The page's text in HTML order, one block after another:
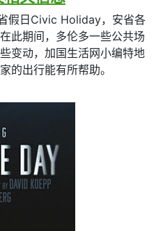
假日Civic Holiday，安省各
此期间，多伦多一些公共场
变动，加国生活网小编特地
的出行能有所帮助。